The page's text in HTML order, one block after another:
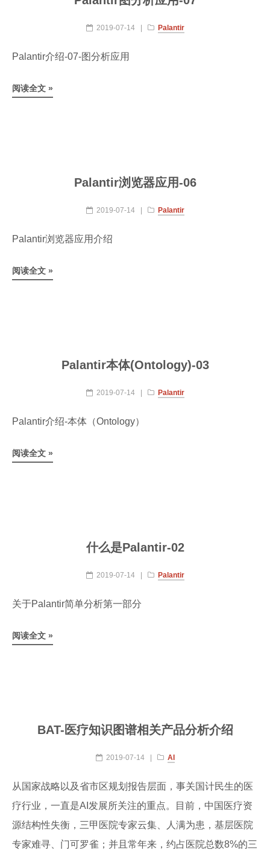
2019-07-14 Palantir
Palantir介绍-07-图分析应用
阅读全文 »
Palantir浏览器应用-06
2019-07-14 Palantir
Palantir浏览器应用介绍
阅读全文 »
Palantir本体(Ontology)-03
2019-07-14 Palantir
Palantir介绍-本体（Ontology）
阅读全文 »
什么是Palantir-02
2019-07-14 Palantir
关于Palantir简单分析第一部分
阅读全文 »
BAT-医疗知识图谱相关产品分析介绍
2019-07-14 AI
从国家战略以及省市区规划报告层面，事关国计民生的医
疗行业，一直是AI发展所关注的重点。目前，中国医疗资
源结构性失衡，三甲医院专家云集、人满为患，基层医院
专家难寻、门可罗雀；并且常年来，约占医院总数8%的三